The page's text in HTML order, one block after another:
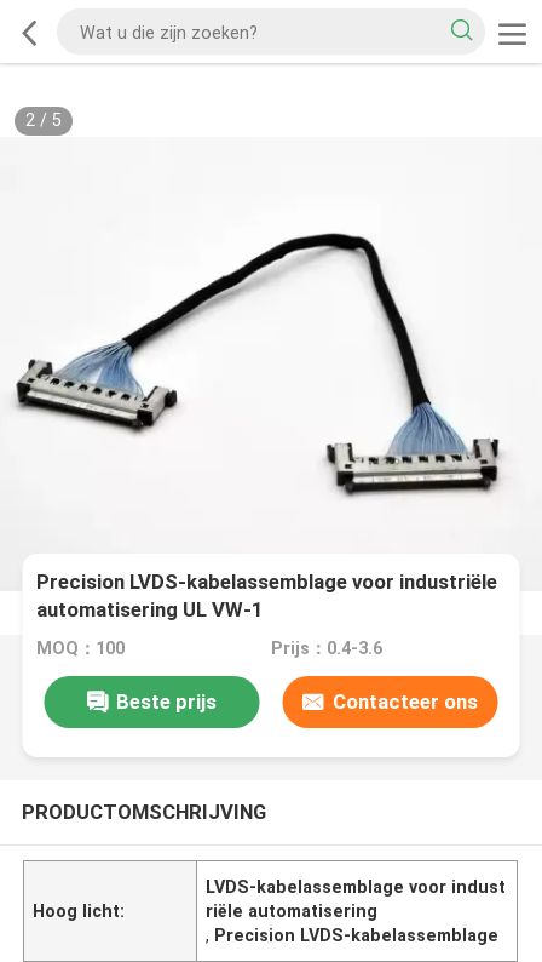
2/ 5
Precision LVDS-kabelassemblage voor industriële
automatisering UL VW-1
ontvlambaarheidsbeoordeling van precisiedraden
MOQ：100 Prijs：0.4-3.6
Beste prijs Contacteer ons
PRODUCTOMSCHRIJVING
Hoog licht:
LVDS-kabelassemblage voor indust
riële automatisering
, Precision LVDS-kabelassemblage